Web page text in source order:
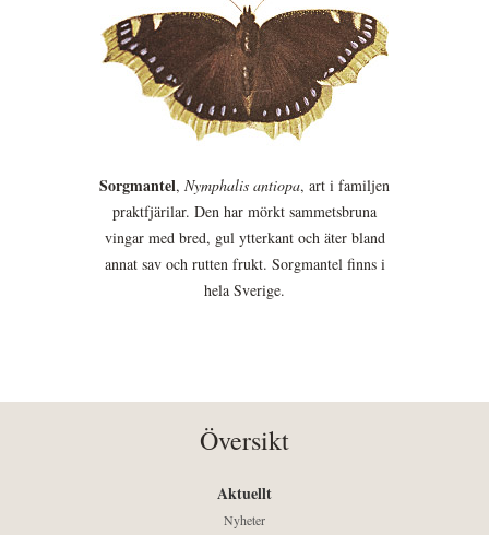
Sorgmantel, Nymphalis antiopa, art i familjen
praktfjärilar. Den har mörkt sammetsbruna
vingar med bred, gul ytterkant och äter bland
annat sav och rutten frukt. Sorgmantel finns i
hela Sverige.
Översikt
Aktuellt
Nyheter